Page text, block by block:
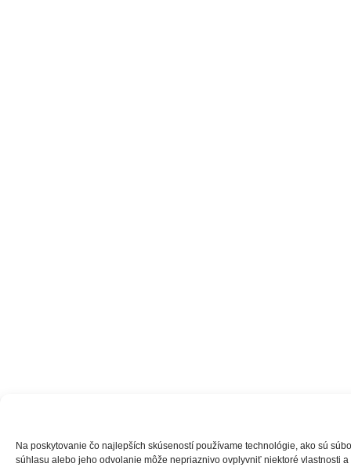
Na poskytovanie čo najlepších skúseností používame technológie, ako sú
súhlasu alebo jeho odvolanie môže nepriaznivo ovplyvniť niektoré vlastnosti a